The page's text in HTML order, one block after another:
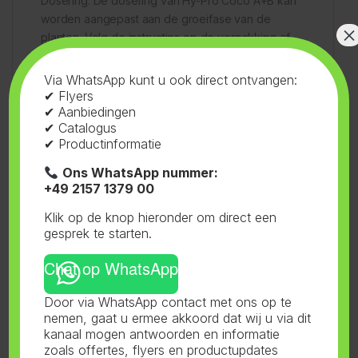
worden aangepast aan de groeifase van de
planten. Volg de instructies op de verpakking of
het bijgeleverde voedingsschema.
EC- en pH-waarde: Zorg ervoor dat de EC- en pH-
waarde van de voedingsoplossing regelmatig
worden gecontroleerd en aangepast. De ideale
Combinatie met andere producten: Gebruik de
meststof in combinatie met de Rootstimulator Coco
Hy-Pro Coco A+B in het kort:
Basisvoeding op tweecomponentenbasis
Via WhatsApp kunt u ook direct ontvangen:
✔ Flyers
✔ Aanbiedingen
✔ Catalogus
✔ Productinformatie
Ons WhatsApp nummer:
+49 2157 1379 00
Klik op de knop hieronder om direct een
gesprek te starten.
Chat op WhatsApp
Door via WhatsApp contact met ons op te
nemen, gaat u ermee akkoord dat wij u via dit
kanaal mogen antwoorden en informatie
zoals offertes, flyers en productupdates
×